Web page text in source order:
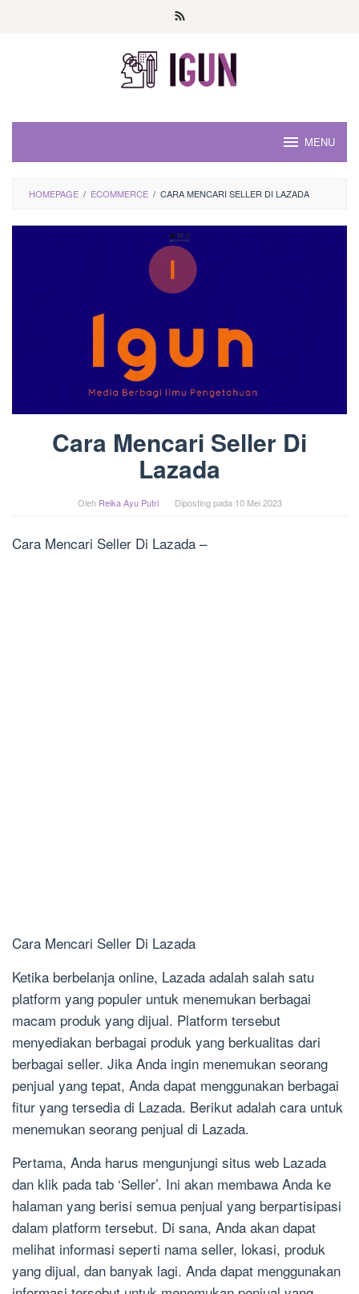
MENU
HOMEPAGE / ECOMMERCE / CARA MENCARI SELLER DI LAZADA
Cara Mencari Seller Di
Lazada
Oleh Reika Ayu Putri Diposting pada 10 Mei 2023
Cara Mencari Seller Di Lazada –
Cara Mencari Seller Di Lazada
Ketika berbelanja online, Lazada adalah salah satu
platform yang populer untuk menemukan berbagai
macam produk yang dijual. Platform tersebut
menyediakan berbagai produk yang berkualitas dari
berbagai seller. Jika Anda ingin menemukan seorang
penjual yang tepat, Anda dapat menggunakan berbagai
fitur yang tersedia di Lazada. Berikut adalah cara untuk
menemukan seorang penjual di Lazada.
Pertama, Anda harus mengunjungi situs web Lazada
dan klik pada tab ‘Seller’. Ini akan membawa Anda ke
halaman yang berisi semua penjual yang berpartisipasi
dalam platform tersebut. Di sana, Anda akan dapat
melihat informasi seperti nama seller, lokasi, produk
yang dijual, dan banyak lagi. Anda dapat menggunakan